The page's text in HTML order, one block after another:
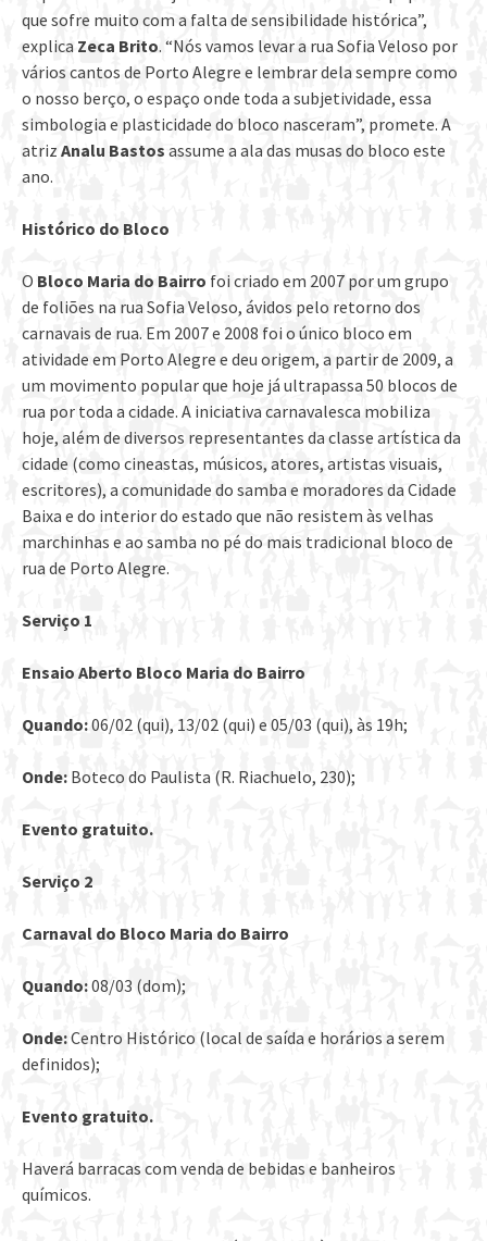
que sofre muito com a falta de sensibilidade histórica”,
explica Zeca Brito. “Nós vamos levar a rua Sofia Veloso por
vários cantos de Porto Alegre e lembrar dela sempre como
o nosso berço, o espaço onde toda a subjetividade, essa
simbologia e plasticidade do bloco nasceram”, promete. A
atriz Analu Bastos assume a ala das musas do bloco este
ano.
Histórico do Bloco
O Bloco Maria do Bairro foi criado em 2007 por um grupo
de foliões na rua Sofia Veloso, ávidos pelo retorno dos
carnavais de rua. Em 2007 e 2008 foi o único bloco em
atividade em Porto Alegre e deu origem, a partir de 2009, a
um movimento popular que hoje já ultrapassa 50 blocos de
rua por toda a cidade. A iniciativa carnavalesca mobiliza
hoje, além de diversos representantes da classe artística da
cidade (como cineastas, músicos, atores, artistas visuais,
escritores), a comunidade do samba e moradores da Cidade
Baixa e do interior do estado que não resistem às velhas
marchinhas e ao samba no pé do mais tradicional bloco de
rua de Porto Alegre.
Serviço 1
Ensaio Aberto Bloco Maria do Bairro
Quando:06/02 (qui), 13/02 (qui) e 05/03 (qui), às 19h;
Onde: Boteco do Paulista (R. Riachuelo, 230);
Evento gratuito.
Serviço 2
Carnaval do Bloco Maria do Bairro
Quando:08/03 (dom);
Onde:Centro Histórico (local de saída e horários a serem
definidos);
Evento gratuito.
Haverá barracas com venda de bebidas e banheiros
químicos.